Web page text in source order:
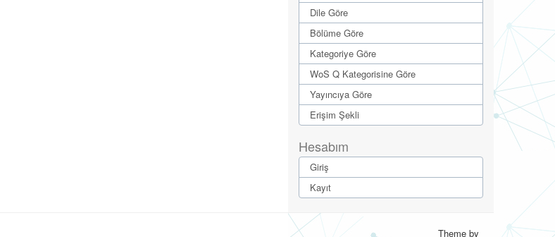
Dile Göre
Bölüme Göre
Kategoriye Göre
WoS Q Kategorisine Göre
Yayıncıya Göre
Erişim Şekli
Hesabım
Giriş
Kayıt
Theme by